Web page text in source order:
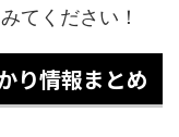
てください！
り情報まとめ